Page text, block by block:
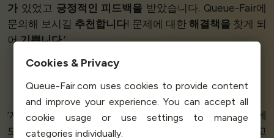
가 있었고 긍정적인 피드백을 받았습니다. Queue-Fair에
문의해 보시길 추천합니다! 문제에 대한해결책을 찾게 되
어기쁩니다.’
Riho Maisa
CEO Veebipoed
‘저희 가게를 위한완벽한 솔루션입니다.완벽한 서비스, 밤에
도 제 메일에 답장해 주었어요! 지난 몇 년 동안 경험한 최고
Cookies & Privacy
Queue-Fair.com uses cookies to provide content
and improve your experience. You can accept all
cookie usage or use settings to manage
categories individually.